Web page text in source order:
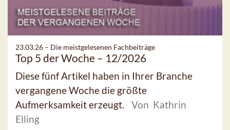
23.03.26 – Die meistgelesenen Fachbeiträge
Top 5 der Woche – 12/2026
Diese fünf Artikel haben in Ihrer Branche
vergangene Woche die größte
Aufmerksamkeit erzeugt.
Von Kathrin
Elling